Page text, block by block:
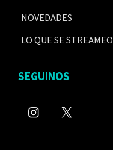
NOVEDADES
LO QUE SE STREAMEO
SEGUINOS